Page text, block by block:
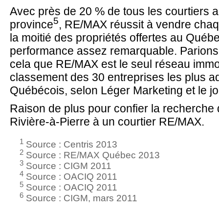
Avec près de 20 % de tous les courtiers
province5, RE/MAX réussit à vendre
la moitié des propriétés offertes au
performance assez remarquable.
cela que RE/MAX est le seul réseau
classement des 30 entreprises les plus
Québécois, selon Léger Marketing et le
Raison de plus pour confier la recherche
Rivière-à-Pierre à un courtier RE/MAX.
1 Source : Centris 2013
2 Source : RE/MAX Québec 2013
3 Source : CIGM 2011
4 Source : OACIQ 2011
5 Source : OACIQ 2011
6 Source : CIGM, mars 2011